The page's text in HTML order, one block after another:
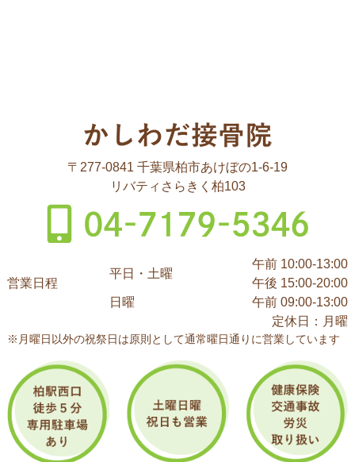
〒277-0841 千葉県柏市あけぼの1-6-19
リバティさらきく柏103
営業日程
平日・土曜
午前 10:00-13:00
午後 15:00-20:00
日曜
午前 09:00-13:00
定休日：月曜
※月曜日以外の祝祭日は原則として通常曜日通りに営業しています